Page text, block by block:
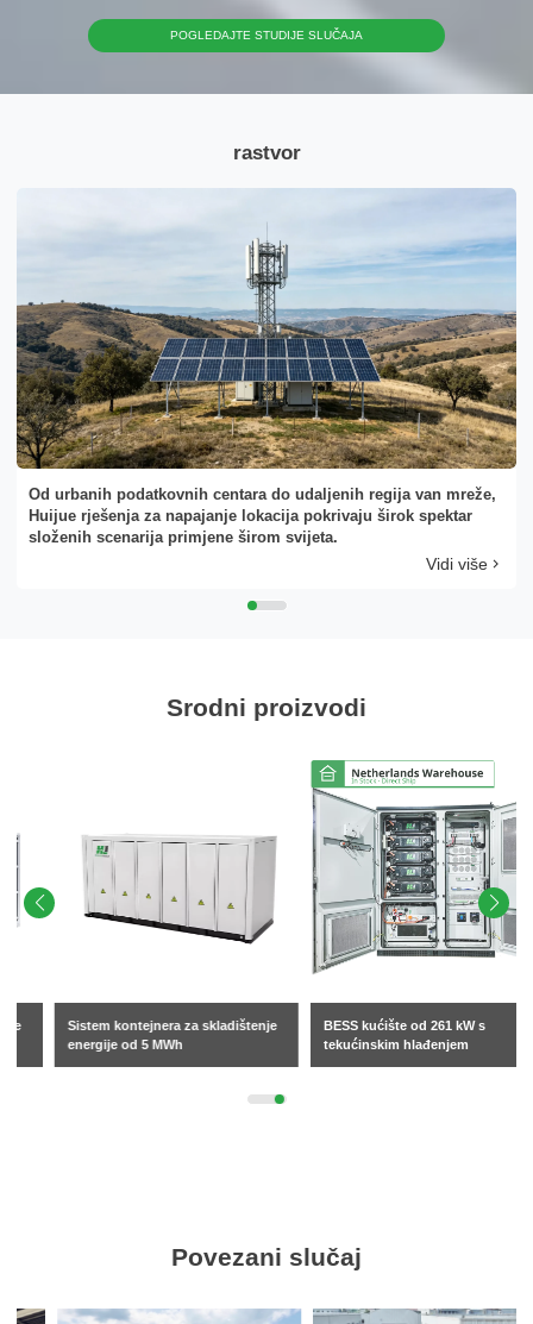
POGLEDAJTE STUDIJE SLUČAJA
rastvor
Od urbanih podatkovnih centara do udaljenih regija van mreže,
Huijue rješenja za napajanje lokacija pokrivaju širok spektar
složenih scenarija primjene širom svijeta.
Vidi više
Srodni proizvodi
Sistem kontejnera za skladištenje
energije od 5 MWh
BESS kućište od 261 kW s
tekućinskim hlađenjem
Povezani slučaj